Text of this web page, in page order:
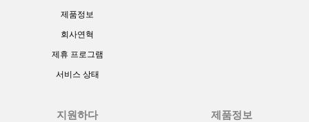
제품정보
회사연혁
제휴 프로그램
서비스 상태
지원하다 제품정보